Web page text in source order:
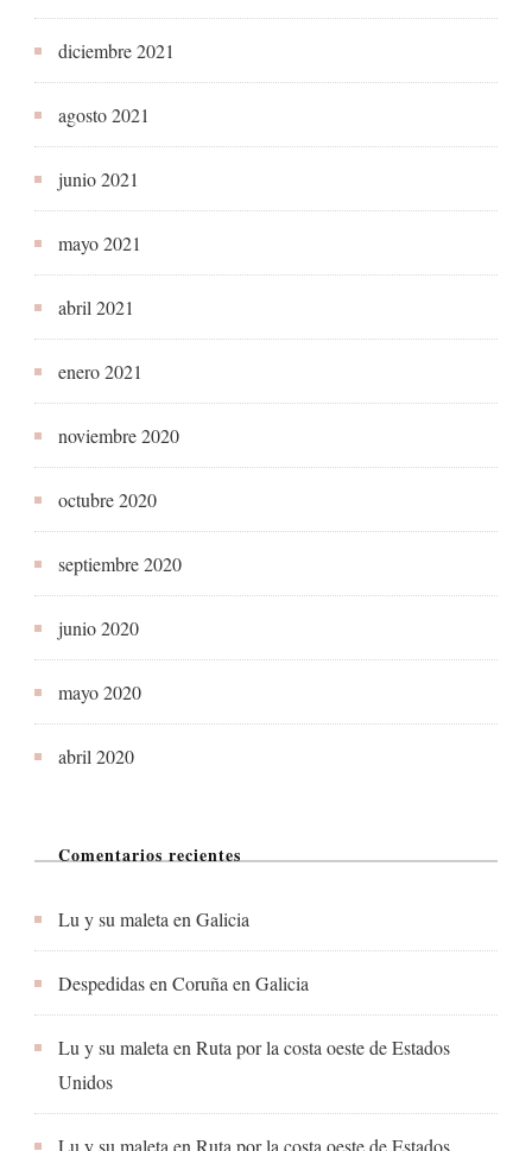
diciembre 2021
agosto 2021
junio 2021
mayo 2021
abril 2021
enero 2021
noviembre 2020
octubre 2020
septiembre 2020
junio 2020
mayo 2020
abril 2020
Comentarios recientes
Lu y su maleta en Galicia
Despedidas en Coruña en Galicia
Lu y su maleta en Ruta por la costa oeste de Estados
Unidos
Lu y su maleta en Ruta por la costa oeste de Estados